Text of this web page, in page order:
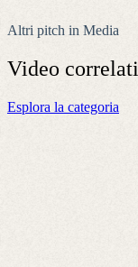
Altri pitch in Media
Video correlati
Esplora la categoria